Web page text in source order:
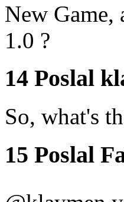
New
1.0 ?
14 Poslal
So, what's
15 Poslal